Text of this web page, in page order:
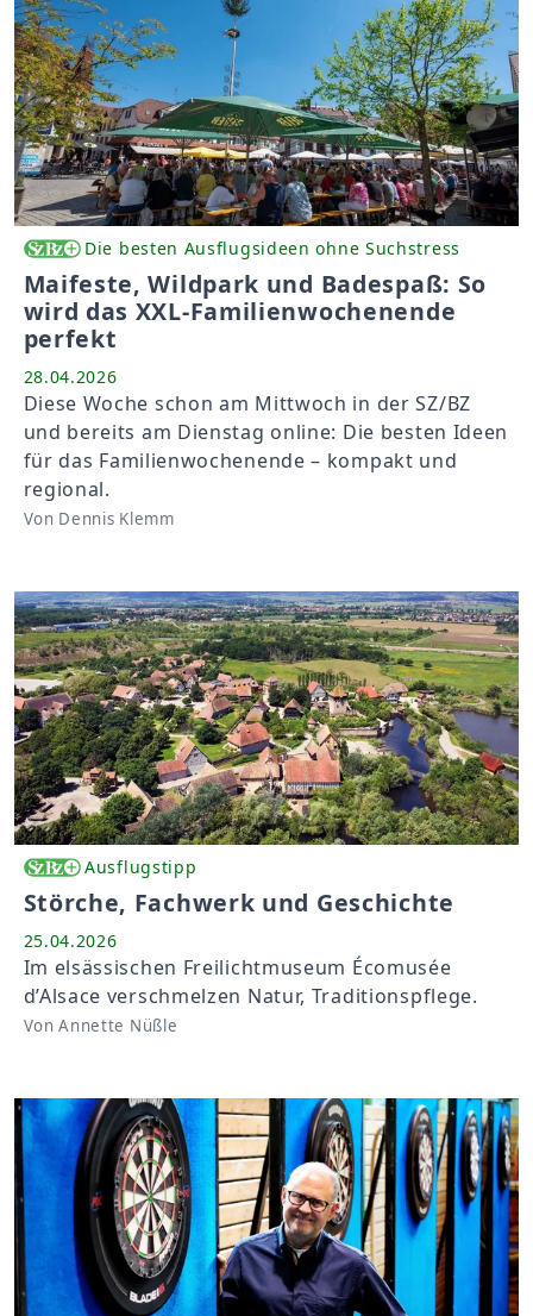
Die besten Ausflugsideen ohne Suchstress
Maifeste, Wildpark und Badespaß: So
wird das XXL-Familienwochenende
perfekt
28.04.2026
Diese Woche schon am Mittwoch in der SZ/BZ
und bereits am Dienstag online: Die besten Ideen
für das Familienwochenende – kompakt und
regional.
Von Dennis Klemm
Ausflugstipp
Störche, Fachwerk und Geschichte
25.04.2026
Im elsässischen Freilichtmuseum Écomusée
d’Alsace verschmelzen Natur, Traditionspflege.
Von Annette Nüßle